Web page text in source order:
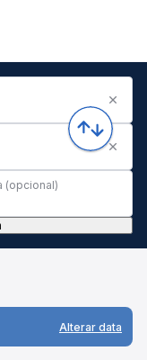
(opcional)
Alterar data